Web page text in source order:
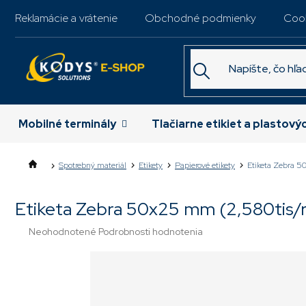
Reklamácie a vrátenie Obchodné podmienky
Mobilné terminály Tlačiarne etikiet a
Spotrebný materiál Etikety Papierové etikety Etiketa Zebra
Etiketa Zebra 50x25 mm
Priemerné
Neohodnotené Podrobnosti hodnotenia